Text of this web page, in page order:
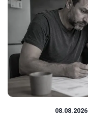
08.08.2026